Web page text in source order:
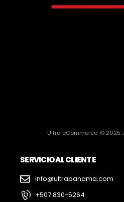
Ultra eCommerce. © 2025.
SERVICIO AL CLIENTE
info@ultrapanama.com
+507 830-5264